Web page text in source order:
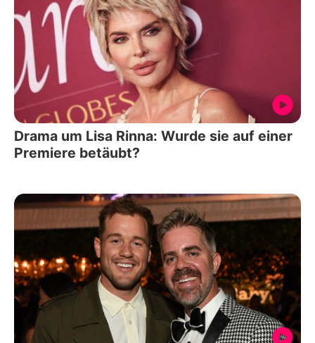
Drama um Lisa Rinna: Wurde sie auf einer
Premiere betäubt?